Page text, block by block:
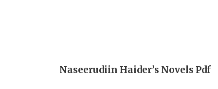
Naseerudiin Haider’s Novels Pdf